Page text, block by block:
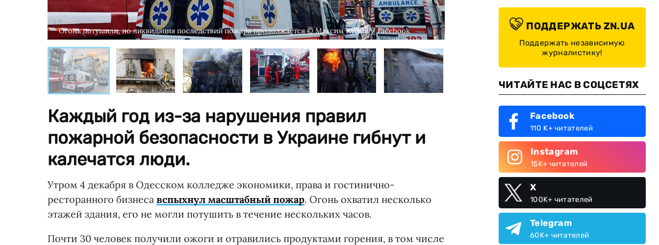
Огонь потушили, но ликвидация последствий пожара продолжается © Максим Куцый / Facebook
Каждый год из-за нарушения правил
пожарной безопасности в Украине гибнут и
калечатся люди.
Утром 4 декабря в Одесском колледже экономики, права и гостинично-
ресторанного бизнеса вспыхнул масштабный пожар. Огонь охватил несколько
этажей здания, его не могли потушить в течение нескольких часов.
Почти 30 человек получили ожоги и отравились продуктами горения, в том числе
ПОДДЕРЖАТЬ ZN.UA
Поддержать независимую
журналистику!
ЧИТАЙТЕ НАС В СОЦСЕТЯХ
Facebook
110 K+ читателей
Instagram
15K+ читателей
X
100K+ читателей
Telegram
60K+ читателей